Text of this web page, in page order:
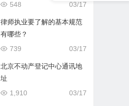
03/17
548
律师执业要了解的基本规范
有哪些？
03/17
739
北京不动产登记中心通讯地
址
03/17
1,910